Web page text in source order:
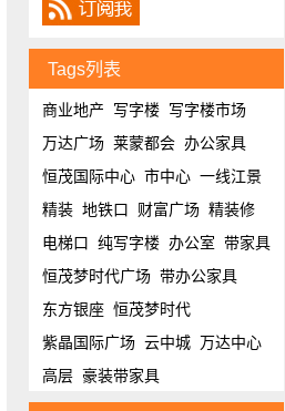
Tags列表
商业地产 写字楼 写字楼市场
万达广场 莱蒙都会 办公家具
恒茂国际中心 市中心 一线江景
精装 地铁口 财富广场 精装修
电梯口 纯写字楼 办公室 带家具
恒茂梦时代广场 带办公家具
东方银座 恒茂梦时代
紫晶国际广场 云中城 万达中心
高层 豪装带家具